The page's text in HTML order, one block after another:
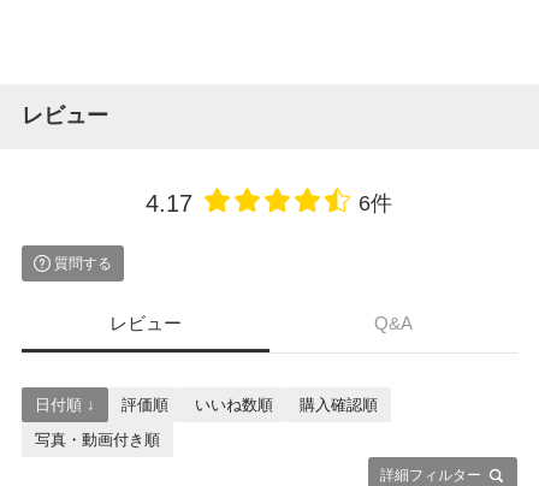
レビュー
4.17 6件
質問する
レビュー Q&A
詳細フィルター
日付順 ↓ 評価順 いいね数順
購入確認順
写真・動画付き順